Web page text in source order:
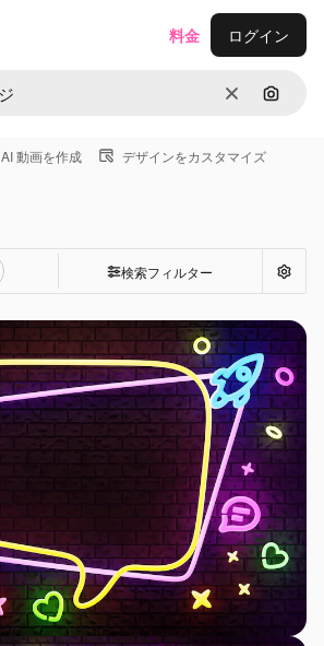
消去 画像で
料金 ログイン
AI 動画を作成 デザインをカスタマイズ
検索フィルター